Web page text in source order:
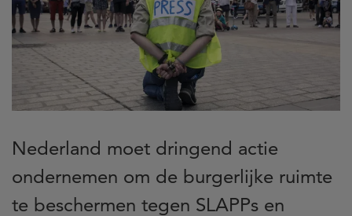
Nederland moet dringend actie
ondernemen om de burgerlijke ruimte
te beschermen tegen SLAPPs en